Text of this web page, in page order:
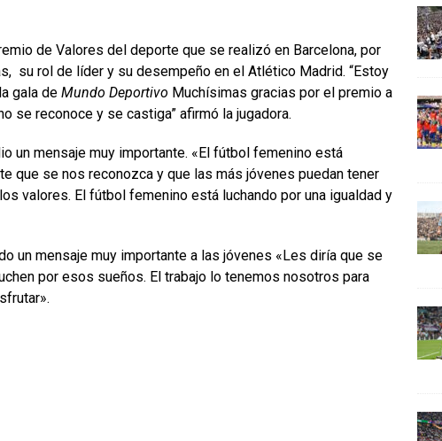
de Valores del deporte que se realizó en Barcelona, por
su rol de líder y su desempeño en el Atlético Madrid. “Estoy
gala de Mundo Deportivo Muchísimas gracias por el premio a
se reconoce y se castiga” afirmó la jugadora.
un mensaje muy importante. «El fútbol femenino está
que se nos reconozca y que las más jóvenes puedan tener
valores. El fútbol femenino está luchando por una igualdad y
un mensaje muy importante a las jóvenes «Les diría que se
por esos sueños. El trabajo lo tenemos nosotros para